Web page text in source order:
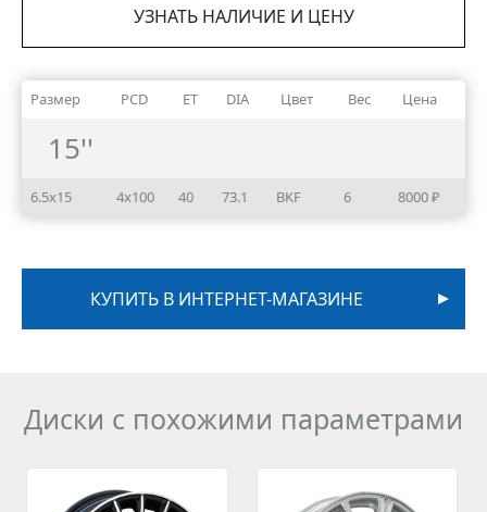
УЗНАТЬ НАЛИЧИЕ И ЦЕНУ
Размер PCD ET DIA Цвет Вес Цена
15''
6.5x15 4x100 40 73.1 BKF 6 8000 ₽
КУПИТЬ В ИНТЕРНЕТ-МАГАЗИНЕ
Диски с похожими параметрами